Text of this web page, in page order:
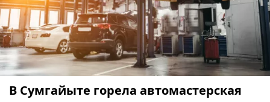
В Сумгайыте горела автомастерская